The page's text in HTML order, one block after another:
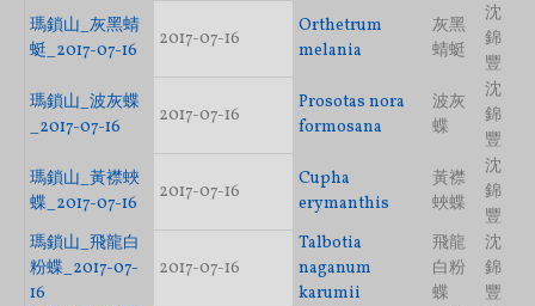
瑪鎖山_灰黑蜻
蜓_2017-07-16
2017-07-16
Orthetrum
melania
灰黑
蜻蜓
沈
錦
豐
瑪鎖山_波灰蝶
_2017-07-16
2017-07-16
Prosotas nora
formosana
波灰
蝶
沈
錦
豐
瑪鎖山_黃襟蛺
蝶_2017-07-16
2017-07-16
Cupha
erymanthis
黃襟
蛺蝶
沈
錦
豐
瑪鎖山_飛龍白
粉蝶_2017-07-
16
2017-07-16
Talbotia
naganum
karumii
飛龍
白粉
蝶
沈
錦
豐